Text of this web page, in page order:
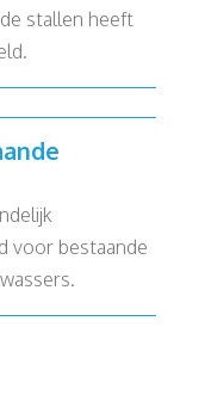
stallen heeft
voor bestaande